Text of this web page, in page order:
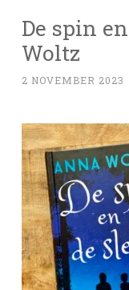
De spin
Woltz
2 NOVEMBER 2023